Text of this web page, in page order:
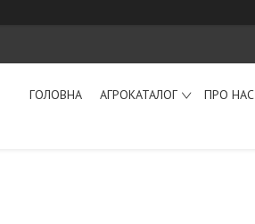
ГОЛОВНА АГРОКАТАЛОГ ПРО НАС